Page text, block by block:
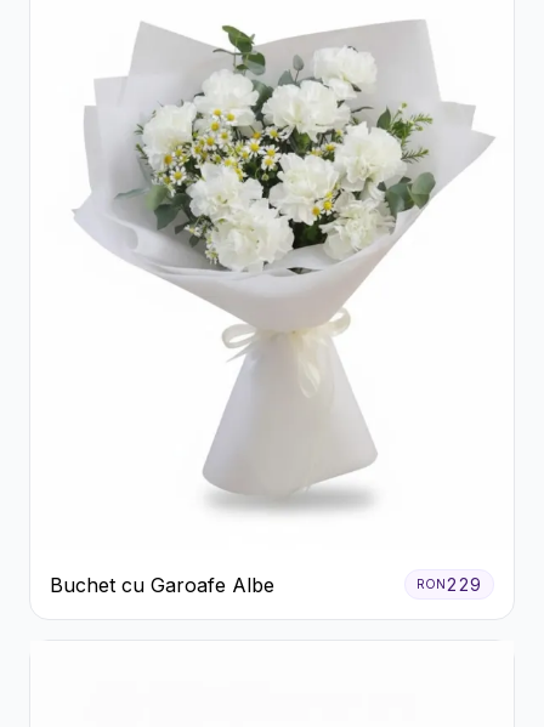
Buchet cu Garoafe Albe RON 229